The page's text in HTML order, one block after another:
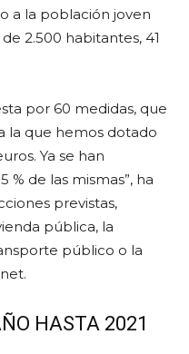
a la población joven
2.500 habitantes, 41
por 60 medidas, que
la que hemos dotado
Ya se han
% de las mismas”, ha
previstas,
pública, la
público o la
HASTA 2021